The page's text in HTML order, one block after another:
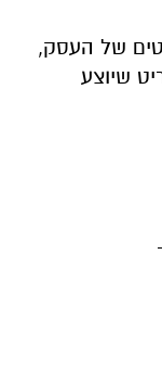
של העסק,
שיוצע